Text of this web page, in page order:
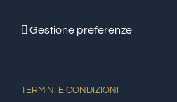
Gestione preferenze
TERMINI E CONDIZIONI